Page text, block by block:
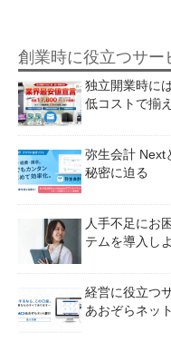
創業時に役立つサー
独立開業時に
低コストで揃
弥生会計 Next
秘密に迫る
人手不足にお
テムを導入し
経営に役立つ
あおぞらネッ